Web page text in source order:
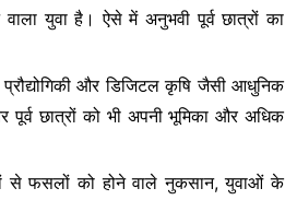
युवा है। ऐसे में अनुभवी पूर्व छात्रों का
और डिजिटल कृषि जैसी आधुनिक
पूर्व छात्रों को भी अपनी भूमिका और अधिक
से फसलों को होने वाले नुकसान, युवाओं के